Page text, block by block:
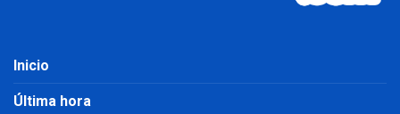
Inicio
Última hora